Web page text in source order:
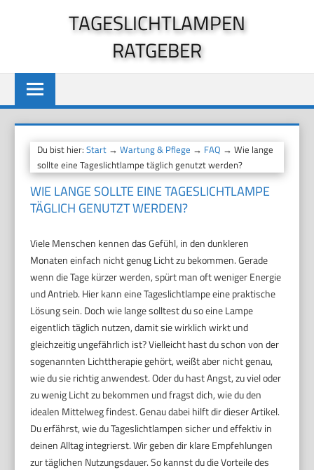
TAGESLICHTLAMPEN
RATGEBER
Du bist hier:Start →Wartung & Pflege → FAQ → Wie lange
sollte eine Tageslichtlampe täglich genutzt werden?
WIE LANGE SOLLTE EINE TAGESLICHTLAMPE
TÄGLICH GENUTZT WERDEN?
Viele Menschen kennen das Gefühl, in den dunkleren
Monaten einfach nicht genug Licht zu bekommen. Gerade
wenn die Tage kürzer werden, spürt man oft weniger Energie
und Antrieb. Hier kann eine Tageslichtlampe eine praktische
Lösung sein. Doch wie lange solltest du so eine Lampe
eigentlich täglich nutzen, damit sie wirklich wirkt und
gleichzeitig ungefährlich ist? Vielleicht hast du schon von der
sogenannten Lichttherapie gehört, weißt aber nicht genau,
wie du sie richtig anwendest. Oder du hast Angst, zu viel oder
zu wenig Licht zu bekommen und fragst dich, wie du den
idealen Mittelweg findest. Genau dabei hilft dir dieser Artikel.
Du erfährst, wie du Tageslichtlampen sicher und effektiv in
deinen Alltag integrierst. Wir geben dir klare Empfehlungen
zur täglichen Nutzungsdauer. So kannst du die Vorteile des